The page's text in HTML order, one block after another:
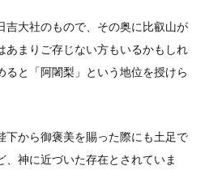
吉大社のもので、その奥に比叡山が
あまりご存じない方もいるかもしれ
ると「阿闍梨」という地位を授けら
下から御褒美を賜った際にも土足で
、神に近づいた存在とされていま